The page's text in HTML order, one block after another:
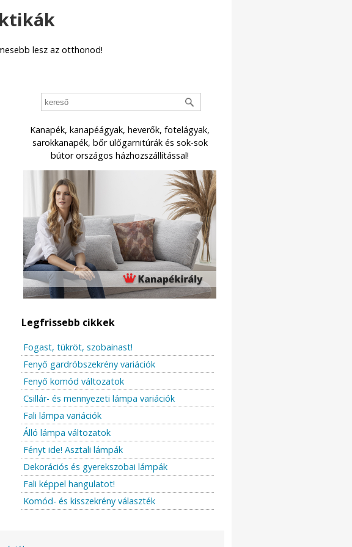
lesz az otthonod!
Kanapék, kanapéágyak, heverők, fotelágyak,
sarokkanapék, bőr ülőgarnitúrák és sok-sok
bútor országos házhozszállítással!
Legfrissebb cikkek
Fogast, tükröt, szobainast!
Fenyő gardróbszekrény variációk
Fenyő komód változatok
Csillár- és mennyezeti lámpa variációk
Fali lámpa variációk
Álló lámpa változatok
Fényt ide! Asztali lámpák
Dekorációs és gyerekszobai lámpák
Fali képpel hangulatot!
Komód- és kisszekrény választék